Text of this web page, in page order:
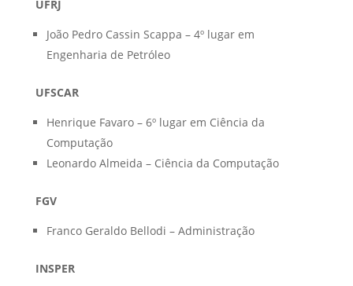
UFRJ
João Pedro Cassin Scappa – 4º lugar em
Engenharia de Petróleo
UFSCAR
Henrique Favaro – 6º lugar em Ciência da
Computação
Leonardo Almeida – Ciência da Computação
FGV
Franco Geraldo Bellodi – Administração
INSPER